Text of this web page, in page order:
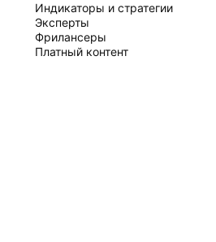
Индикаторы и стратегии
Эксперты
Фрилансеры
Платный контент